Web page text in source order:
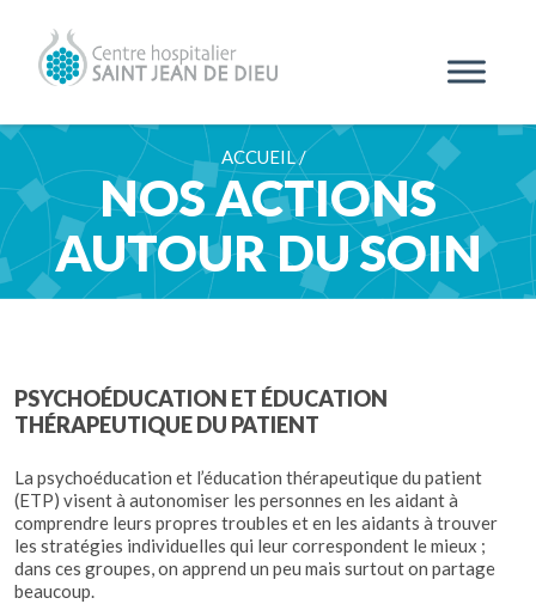
ACCUEIL /
NOS ACTIONS
AUTOUR DU SOIN
PSYCHOÉDUCATION ET ÉDUCATION
THÉRAPEUTIQUE DU PATIENT
La psychoéducation et l’éducation thérapeutique du patient
(ETP) visent à autonomiser les personnes en les aidant à
comprendre leurs propres troubles et en les aidants à trouver
les stratégies individuelles qui leur correspondent le mieux ;
dans ces groupes, on apprend un peu mais surtout on partage
beaucoup.